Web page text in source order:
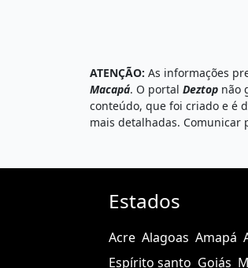
ATENÇÃO: As informações
Macapá. O portal Deztop não
conteúdo, que foi criado e é
mais detalhadas. Comunicar
Estados
Acre Alagoas Amapá
Espírito santo Goiás